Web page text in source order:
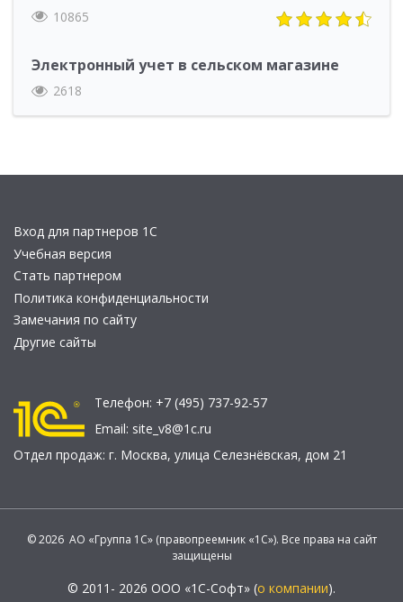
10865
Электронный учет в сельском магазине
2618
Вход для партнеров 1С
Учебная версия
Стать партнером
Политика конфиденциальности
Замечания по сайту
Другие сайты
Телефон: +7 (495) 737-92-57
Email: site_v8@1c.ru
Отдел продаж: г. Москва, улица Селезнёвская, дом 21
© 2026 АО «Группа 1С» (правопреемник «1С»). Все права на сайт
защищены
© 2011- 2026 ООО «1С-Софт» (о компании).